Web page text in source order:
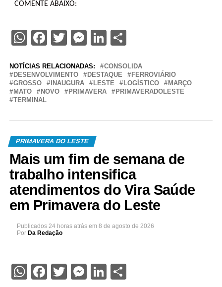
COMENTE ABAIXO:
WhatsApp
Facebook
Twitter
Messenger
LinkedIn
Share
NOTÍCIAS RELACIONADAS:
CONSOLIDA
DESENVOLVIMENTO
DESTAQUE
FERROVIÁRIO
GROSSO
INAUGURA LESTE LOGÍSTICO
MARÇO
MATO
NOVO PRIMAVERA
PRIMAVERADOLESTE
TERMINAL
PRIMAVERA DO LESTE
Mais um fim de semana de
trabalho intensifica
atendimentos do Vira Saúde
em Primavera do Leste
Publicados 24 horas atrás em 8 de agosto de 2026
Por Da Redação
WhatsApp
Facebook
Twitter
Messenger
LinkedIn
Share